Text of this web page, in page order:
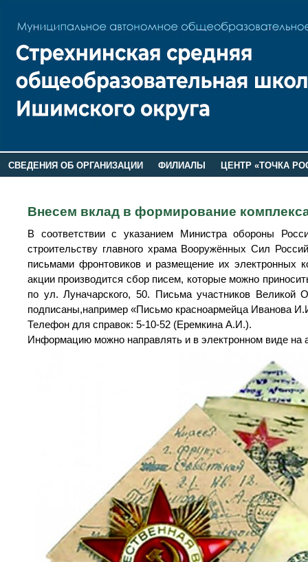
СВЕДЕНИЯ ОБ ОРГАНИЗАЦИИ ФИЛИАЛЫ
ЦЕНТР «ТОЧКА
Внесем вклад в формирование
В соответствии с указанием Министра обороны
строительству главного храма Вооружённых Сил
письмами фронтовиков и размещение их электронных
акции производится сбор писем, которые можно
по ул. Луначарского, 50. Письма участников Великой
подписаны,например «Письмо красноармейца Иванова
Телефон для справок: 5-10-52 (Еремкина А.И.).
Информацию можно направлять и в электронном виде на